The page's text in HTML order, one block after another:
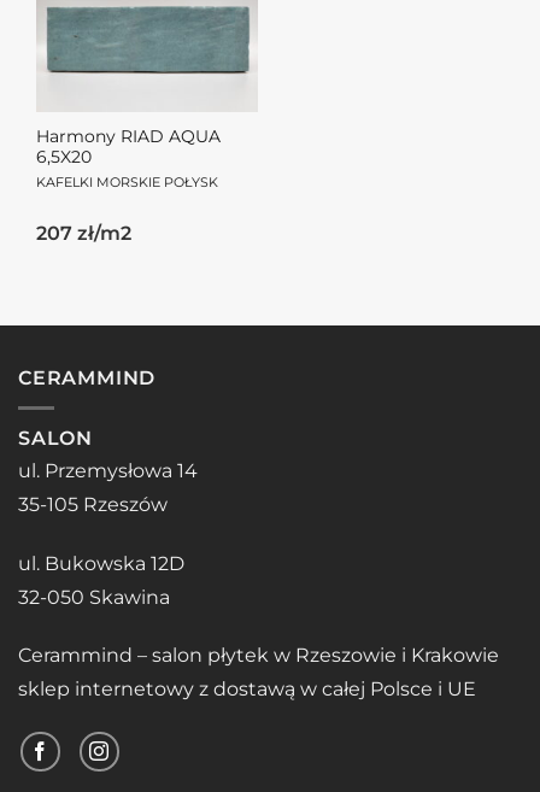
Harmony RIAD AQUA
6,5X20
KAFELKI MORSKIE POŁYSK
207 zł/m2
CERAMMIND
SALON
ul. Przemysłowa 14
35-105 Rzeszów
ul. Bukowska 12D
32-050 Skawina
Cerammind – salon płytek w Rzeszowie i Krakowie
sklep internetowy z dostawą w całej Polsce i UE